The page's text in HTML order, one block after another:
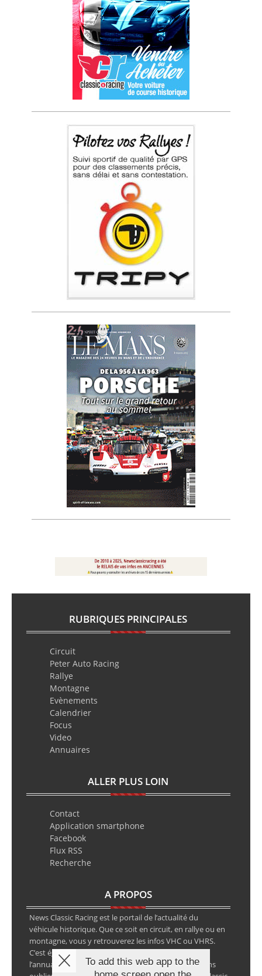
RUBRIQUES PRINCIPALES
Circuit
Peter Auto Racing
Rallye
Montagne
Evènements
Calendrier
Focus
Video
Annuaires
ALLER PLUS LOIN
Contact
Application smartphone
Facebook
Flux RSS
Recherche
A PROPOS
News Classic Racing est le portail de l’actualité du
véhicule historique. Que ce soit en circuit, en rallye ou en
montagne, vous y retrouverez les infos VHC ou VHRS.
C’est également le calendrier des épreuves ainsi que
l’annuaire des spécialistes de la voiture ancienne, sans
To add this web app to the